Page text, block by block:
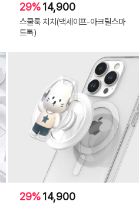
29%14,900
스쿨룩 치치(맥세이프-아크릴스마
트톡)
29%14,900